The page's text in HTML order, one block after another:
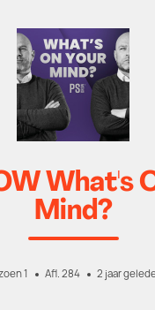
What's
Mind?
1 Afl. 284 2 jaar